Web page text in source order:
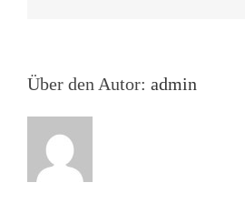
Über den Autor: admin